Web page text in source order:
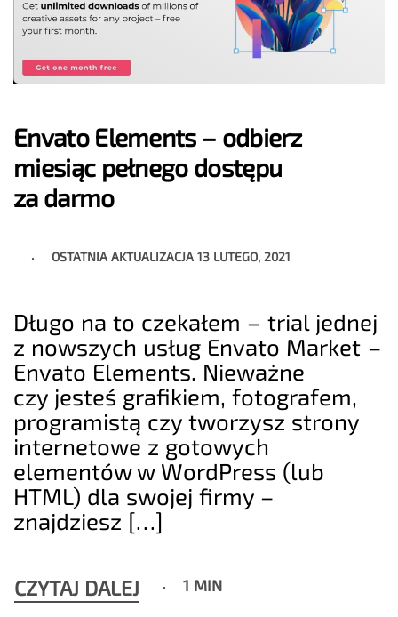
Envato Elements – odbierz
miesiąc pełnego dostępu
za darmo
OSTATNIA AKTUALIZACJA13 LUTEGO, 2021
Długo na to czekałem – trial jednej
z nowszych usług Envato Market –
Envato Elements. Nieważne
czy jesteś grafikiem, fotografem,
programistą czy tworzysz strony
internetowe z gotowych
elementów w WordPress (lub
HTML) dla swojej firmy –
znajdziesz […]
CZYTAJ DALEJ 1 MIN